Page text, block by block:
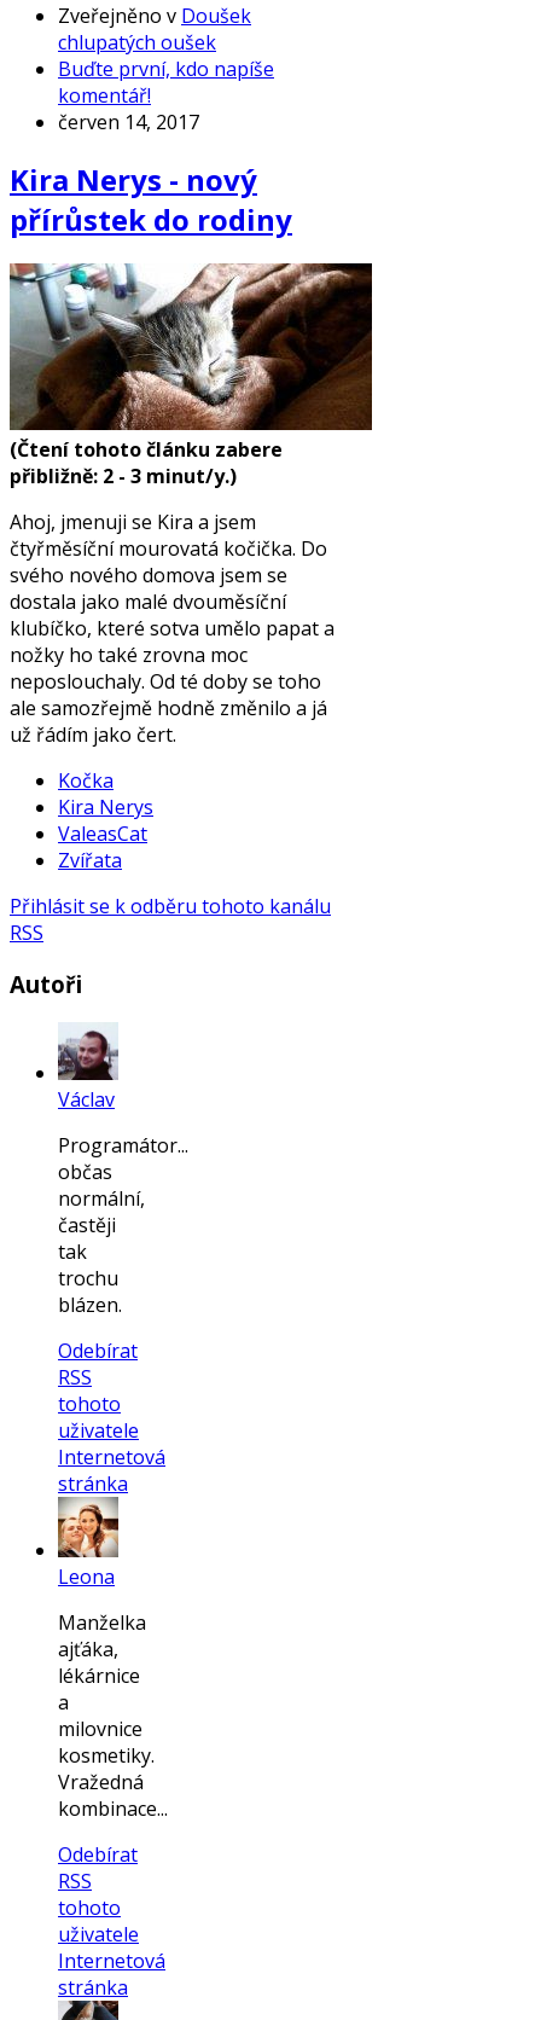
Zveřejněno v Doušek
chlupatých oušek
Buďte první, kdo napíše
komentář!
červen 14, 2017
Kira Nerys - nový
přírůstek do rodiny
(Čtení tohoto článku zabere
přibližně: 2 - 3 minut/y.)
Ahoj, jmenuji se Kira a jsem
čtyřměsíční mourovatá kočička. Do
svého nového domova jsem se
dostala jako malé dvouměsíční
klubíčko, které sotva umělo papat a
nožky ho také zrovna moc
neposlouchaly. Od té doby se toho
ale samozřejmě hodně změnilo a já
už řádím jako čert.
Kočka
Kira Nerys
ValeasCat
Zvířata
Přihlásit se k odběru tohoto kanálu
RSS
Autoři
Václav
Programátor...
občas
normální,
častěji
tak
trochu
blázen.
Odebírat
RSS
tohoto
uživatele
Internetová
stránka
Leona
Manželka
ajťáka,
lékárnice
a
milovnice
kosmetiky.
Vražedná
kombinace...
Odebírat
RSS
tohoto
uživatele
Internetová
stránka